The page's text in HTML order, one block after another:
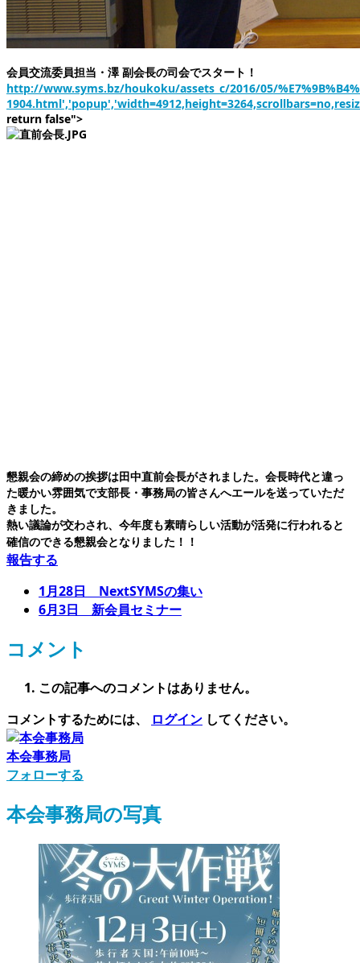
会員交流委員担当・澤 副会長の司会でスタート！
http://www.syms.bz/houkoku/assets_c/2016/05/
return false">
懇親会の締めの挨拶は田中直前会長がされました。会長時代と違っ
た暖かい雰囲気で支部長・事務局の皆さんへエールを送っていただ
きました。
熱い議論が交わされ、今年度も素晴らしい活動が活発に行われると
確信のできる懇親会となりました！！
報告する
1月28日 NextSYMSの集い
6月3日 新会員セミナー
コメント
この記事へのコメントはありません。
コメントするためには、
ログイン してください。
本会事務局
フォローする
本会事務局の写真